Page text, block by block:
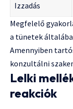
Izzadás
Megfelelő
a tünetek
Amennyiben
konzultálni
Lelki
reakciók